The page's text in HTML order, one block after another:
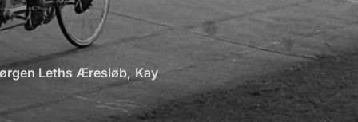
Leths Æresløb, Kay